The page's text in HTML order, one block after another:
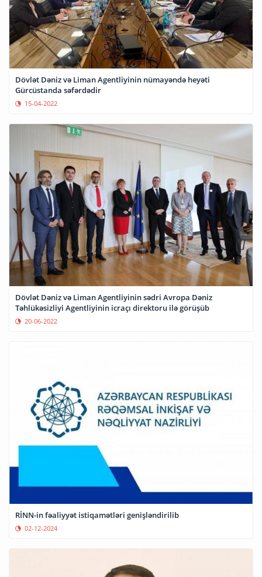
Dövlət Dəniz və Liman Agentliyinin nümayəndə heyəti
Gürcüstanda səfərdədir
15-04-2022
Dövlət Dəniz və Liman Agentliyinin sədri Avropa Dəniz
Təhlükəsizliyi Agentliyinin icraçı direktoru ilə görüşüb
20-06-2022
RİNN-in fəaliyyət istiqamətləri genişləndirilib
02-12-2024